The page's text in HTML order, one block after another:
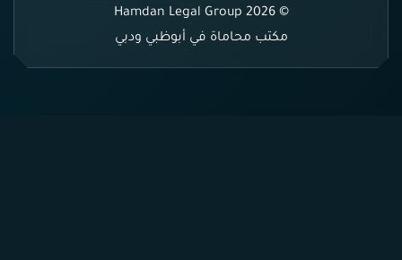
© 2026 Hamdan Legal Group
مكتب محاماة في أبوظبي ودبي